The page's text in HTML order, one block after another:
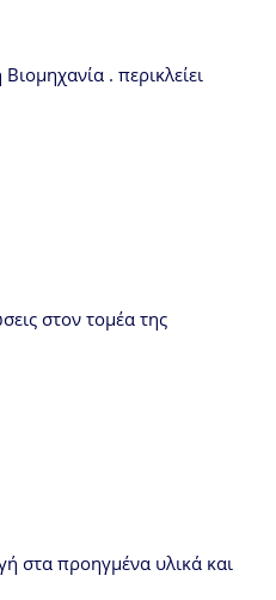
. περικλείει
στον τομέα της
στα προηγμένα υλικά και